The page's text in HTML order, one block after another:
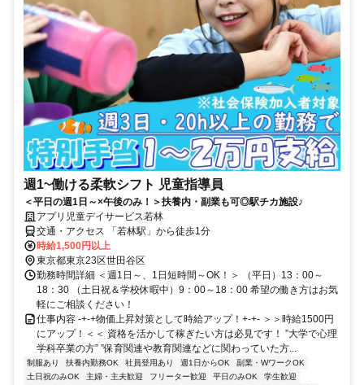
週1~働ける柔軟シフト 児童指導員
＜平日の週1日～×午後のみ！＞扶養内・副業も可◎駅チカ施設♪
アプリ児童デイサービス若林
交通・アクセス 「若林駅」から徒歩1分
時給1,500円以上
東京都東京23区世田谷区
勤務時間詳細 ＜週1日～、1日短時間～OK！＞ （平日）13：00～
18：30 （土日祝＆学校休暇中）9：00～18：00 希望の働き方はお気
軽にご相談ください！
仕事内容 -+-+物価上昇対策として時給アップ！+-+- ＞＞時給1500円
にアップ！＜＜ 資格を活かして稼ぎたい方は必見です！ ”大学で心理
学科卒業の方” ”保育関連や教育関連などに関わっていた方...
制服あり 扶養内勤務OK 社員登用あり 週1日からOK
副業・WワークOK
土日祝のみOK
主婦・主夫歓迎 フリーター歓迎 平日のみOK
学生歓迎